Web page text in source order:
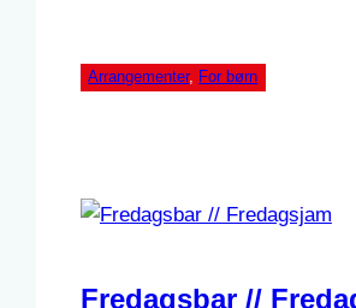
Arrangementer, For børn
Fredagsbar //